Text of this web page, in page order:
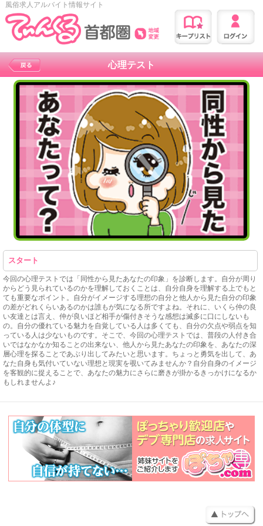
風俗求人アルバイト情報サイト
心理テスト
スタート
今回の心理テストでは「同性から見たあなたの印象」を診断します。自分が周り
からどう見られているのかを理解しておくことは、自分自身を理解する上でもと
ても重要なポイント。自分がイメージする理想の自分と他人から見た自分の印象
の差がどれくらいあるのかは誰もが気になる所ですよね。それに、いくら仲の良
い友達とは言え、仲が良いほど相手が傷付きそうな感想は滅多に口にしないも
の。自分の優れている魅力を自覚している人は多くても、自分の欠点や弱点を知
っている人は少ないものです。そこで、今回の心理テストでは、普段の人付き合
いではなかなか知ることの出来ない、他人から見たあなたの印象を、あなたの深
層心理を探ることであぶり出してみたいと思います。ちょっと勇気を出して、あ
なた自身も気付いていない理想と現実を覗いてみませんか？自分自身のイメージ
を客観的に捉えることで、あなたの魅力にさらに磨きが掛かるきっかけになるか
もしれませんよ♪